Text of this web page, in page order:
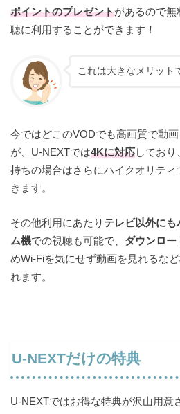
ポイントのプレゼントがあるので無
聴に利用することができます！
これは大きなメリット
今ではどこのVODでも高画質で動
が、U-NEXTでは4Kに対応してお
持ちの場合はさらにハイクオリテ
きます。
その他利用にあたり テレビ以外に
ム機での視聴も可能で、 ダウンロー
めWi-Fiを気にせず動画を見れるな
れます。
U-NEXTだけの特典
U-NEXTではお得な特典が沢山用意